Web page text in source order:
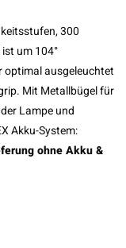
300
um 104°
optimal ausgeleuchtet
Mit Metallbügel für
Lampe und
Akku-System:
ohne Akku &